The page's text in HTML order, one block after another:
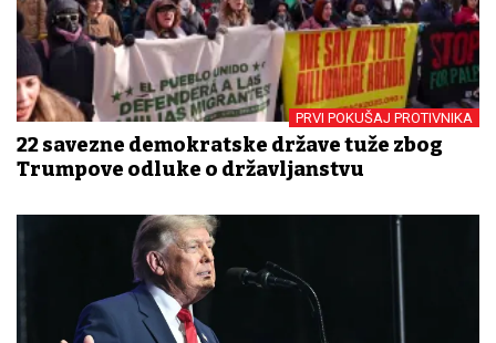
PRVI POKUŠAJ PROTIVNIKA
22 savezne demokratske države tuže zbog
Trumpove odluke o državljanstvu